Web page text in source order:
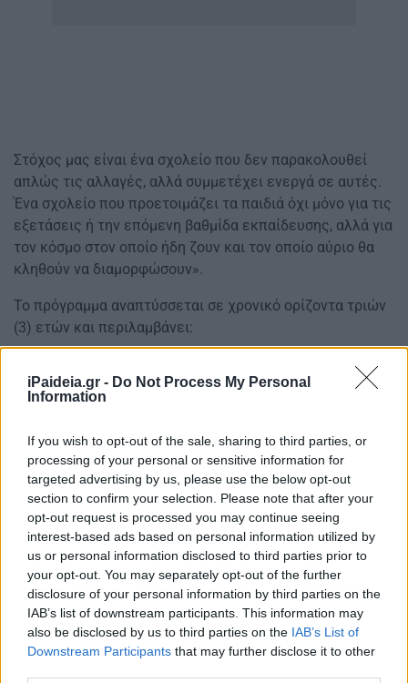
iPaideia.gr - Do Not Process My Personal
Information
If you wish to opt-out of the sale, sharing to third parties, or
processing of your personal or sensitive information for
targeted advertising by us, please use the below opt-out
section to confirm your selection. Please note that after your
opt-out request is processed you may continue seeing
interest-based ads based on personal information utilized by
us or personal information disclosed to third parties prior to
your opt-out. You may separately opt-out of the further
disclosure of your personal information by third parties on the
IAB’s list of downstream participants. This information may
also be disclosed by us to third parties on the IAB’s List of
Downstream Participants that may further disclose it to other
Στόχος μας είναι ένα σχολείο που δεν παρακολουθεί
απλώς τις αλλαγές, αλλά συμμετέχει ενεργά σε αυτές.
Ένα σχολείο που προετοιμάζει τα παιδιά όχι μόνο για τις
εξετάσεις ή την επόμενη βαθμίδα εκπαίδευσης, αλλά για
τον κόσμο στον οποίο ήδη ζουν και τον οποίο αύριο θα
κληθούν να διαμορφώσουν».
Το πρόγραμμα αναπτύσσεται σε χρονικό ορίζοντα τριών
(3) ετών και περιλαμβάνει: